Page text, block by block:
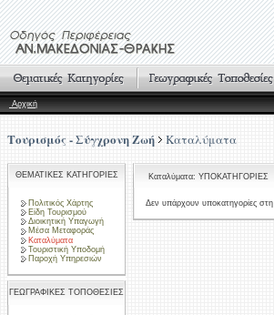
Αρχική
Τουρισμός - Σύγχρονη Ζωή Καταλύματα
ΘΕΜΑΤΙΚΕΣ ΚΑΤΗΓΟΡΙΕΣ
Πολιτικός Χάρτης
Είδη Τουρισμού
Διοικητική Υπαγωγή
Μέσα Μεταφοράς
Καταλύματα
Τουριστική Υποδομή
Παροχή Υπηρεσιών
ΓΕΩΓΡΑΦΙΚΕΣ ΤΟΠΟΘΕΣΙΕΣ
Καταλύματα: ΥΠΟΚΑΤΗΓΟΡΙΕΣ
Δεν υπάρχουν υποκατηγορίες στη